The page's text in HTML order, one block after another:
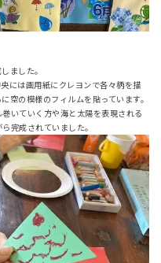
ました。
には画用紙にクレヨンで各々柄を描
空の模様のフィルムを貼っています。
いていく方や海と太陽を表現される
完成されていました。